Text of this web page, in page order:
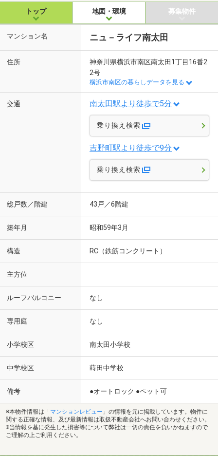
トップ 地図・環境 募集物件
マンション名 ニュ－ライフ南太田
住所
神奈川県横浜市南区南太田1丁目16番2
2号
横浜市南区の暮らしデータを見る
交通 南太田駅より徒歩で5分
乗り換え検索
吉野町駅より徒歩で9分
乗り換え検索
総戸数／階建 43戸／6階建
築年月 昭和59年3月
構造 RC（鉄筋コンクリート）
主方位
ルーフバルコニー なし
専用庭 なし
小学校区 南太田小学校
中学校区 蒔田中学校
備考 ●オートロック ●ペット可
※本物件情報は「 マンションレビュー 」の情報を元に掲載しています。物件に
関する正確な情報、及び最新情報は取扱不動産会社へお問い合わせください。
※当情報を基に発生した損害等について弊社は一切の責任を負いかねますので
ご理解の上ご利用ください。